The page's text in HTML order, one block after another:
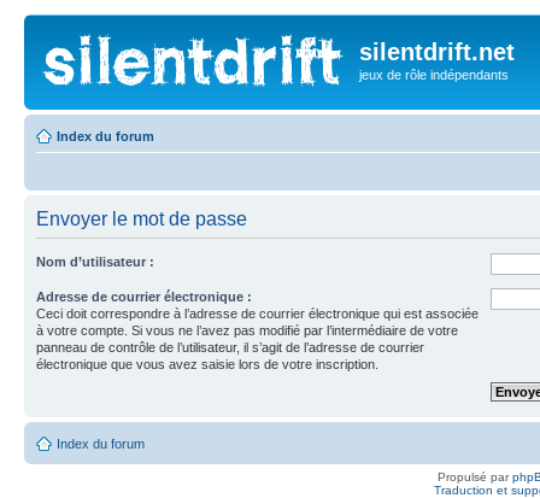
silentdrift.net
jeux de rôle indépendants
Index du forum
Envoyer le mot de passe
Nom d’utilisateur :
Adresse de courrier électronique :
Ceci doit correspondre à l’adresse de courrier électronique qui est associée
à votre compte. Si vous ne l’avez pas modifié par l’intermédiaire de votre
panneau de contrôle de l’utilisateur, il s’agit de l’adresse de courrier
électronique que vous avez saisie lors de votre inscription.
Index du forum
Propulsé par
Traduction et